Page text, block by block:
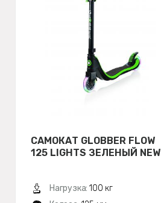
САМОКАТ GLOBBER FLOW
125 LIGHTS ЗЕЛЕНЫЙ NEW
Нагрузка: 100 кг